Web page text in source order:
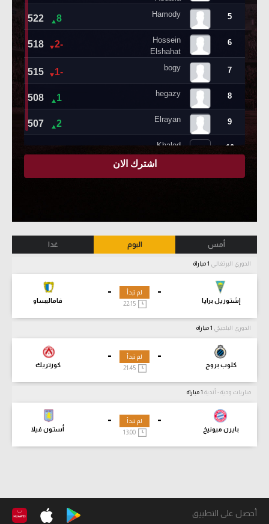
أمس اليوم غدا
الدوري البرتغالي
-
إشتوريل برايا
-
فاماليساو
لم تبدأ
22:15
الدوري البلجيكي
-
كلوب بروج
-
كورتريك
لم تبدأ
21:45
مباريات ودية - أندية
-
بايرن ميونيخ
-
أستون فيلا
لم تبدأ
13:00
أحصل على التطبيق